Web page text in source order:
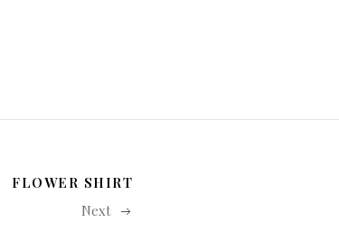
FLOWER SHIRT
Next